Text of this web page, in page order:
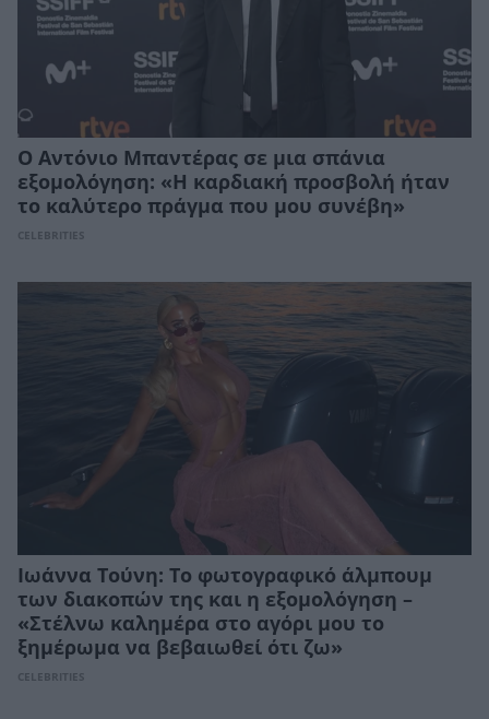
Ο Αντόνιο Μπαντέρας σε μια σπάνια
εξομολόγηση: «Η καρδιακή προσβολή ήταν
το καλύτερο πράγμα που μου συνέβη»
CELEBRITIES
Ιωάννα Τούνη: Το φωτογραφικό άλμπουμ
των διακοπών της και η εξομολόγηση –
«Στέλνω καλημέρα στο αγόρι μου το
ξημέρωμα να βεβαιωθεί ότι ζω»
CELEBRITIES